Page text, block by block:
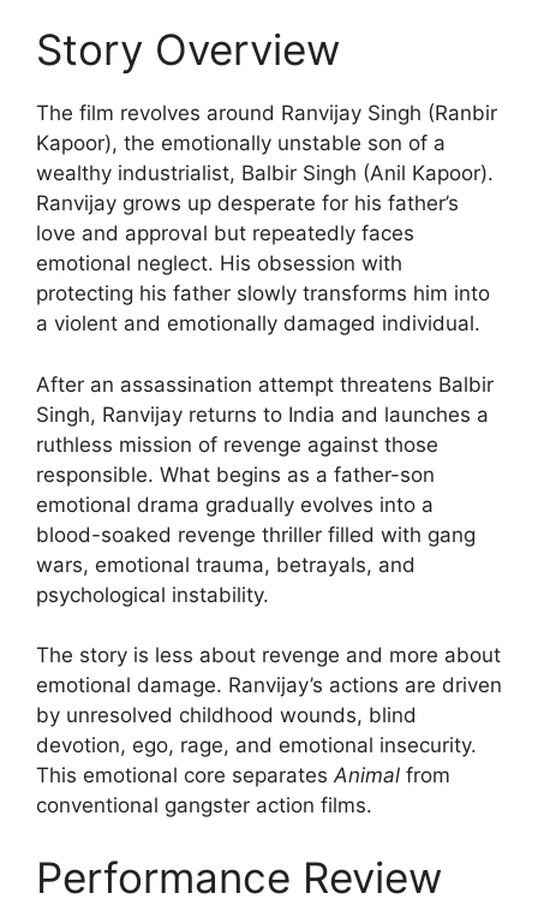
Story Overview
The film revolves around Ranvijay Singh (Ranbir
Kapoor), the emotionally unstable son of a
wealthy industrialist, Balbir Singh (Anil Kapoor).
Ranvijay grows up desperate for his father’s
love and approval but repeatedly faces
emotional neglect. His obsession with
protecting his father slowly transforms him into
a violent and emotionally damaged individual.
After an assassination attempt threatens Balbir
Singh, Ranvijay returns to India and launches a
ruthless mission of revenge against those
responsible. What begins as a father-son
emotional drama gradually evolves into a
blood-soaked revenge thriller filled with gang
wars, emotional trauma, betrayals, and
psychological instability.
The story is less about revenge and more about
emotional damage. Ranvijay’s actions are driven
by unresolved childhood wounds, blind
devotion, ego, rage, and emotional insecurity.
This emotional core separatesAnimal from
conventional gangster action films.
Performance Review